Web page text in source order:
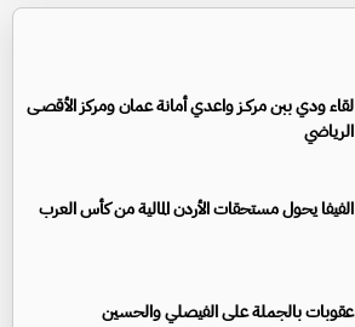
لقاء ودي ببن مركـز واعدي أمانة عمان ومركز الأقصـى
الرياضي
الفيفا يحول مستحقات الأردن المالية من كأس العرب
عقوبات بالجملة على الفيصلي والحسين